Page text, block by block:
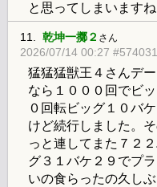
と思ってしまいますね
11. 乾坤一擲２ さん
2026/07/14 00:27
猛猛猛獣王４さんデ
なら１０００回でビ
０回転ビッグ１０バ
けど続行しました。
っと連してまた７２
グ３１バケ２９でプ
いの食らったの久し